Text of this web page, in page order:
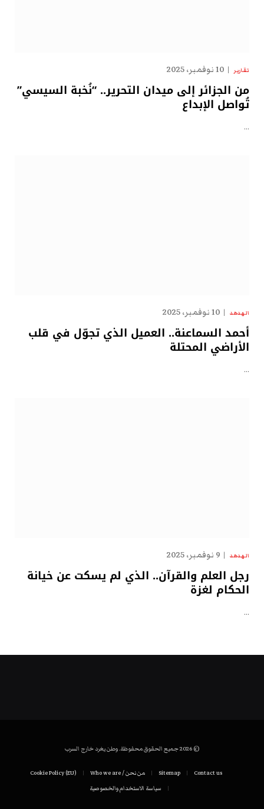
تقارير 10 نوفمبر، 2025
من الجزائر إلى ميدان التحرير.. “نُخبة السيسي”
تُواصل الإبداع
…
الهدهد 10 نوفمبر، 2025
أحمد السماعنة.. العميل الذي تجوّل في قلب
الأراضي المحتلة
…
الهدهد 9 نوفمبر، 2025
رجل العلم والقرآن.. الذي لم يسكت عن خيانة
الحكام لغزة
…
© 2026 جميع الحقوق محفوظة. وطن يغرد خارج السرب
Contact us
Sitemap من نحن / Who we are
Cookie Policy (EU)
سياسة الاستخدام والخصوصية